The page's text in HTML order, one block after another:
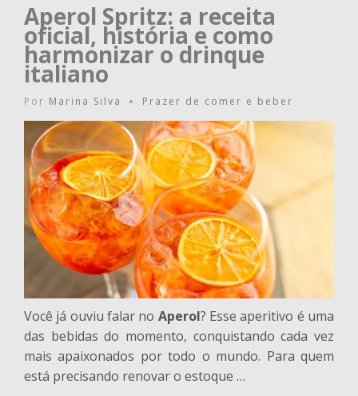
Aperol Spritz: a receita
oficial, história e como
harmonizar o drinque
italiano
Por Marina Silva • Prazer de comer e beber
Você já ouviu falar no Aperol? Esse aperitivo é uma
das bebidas do momento, conquistando cada vez
mais apaixonados por todo o mundo. Para quem
está precisando renovar o estoque …